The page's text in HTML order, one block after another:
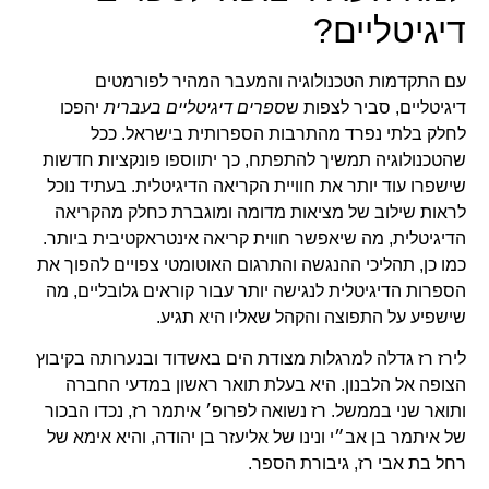
דיגיטליים?
עם התקדמות הטכנולוגיה והמעבר המהיר לפורמטים
דיגיטליים, סביר לצפות שספרים דיגיטליים בעברית יהפכו
לחלק בלתי נפרד מהתרבות הספרותית בישראל. ככל
שהטכנולוגיה תמשיך להתפתח, כך יתווספו פונקציות חדשות
שישפרו עוד יותר את חוויית הקריאה הדיגיטלית. בעתיד נוכל
לראות שילוב של מציאות מדומה ומוגברת כחלק מהקריאה
הדיגיטלית, מה שיאפשר חווית קריאה אינטראקטיבית ביותר.
כמו כן, תהליכי ההנגשה והתרגום האוטומטי צפויים להפוך את
הספרות הדיגיטלית לנגישה יותר עבור קוראים גלובליים, מה
שישפיע על התפוצה והקהל שאליו היא תגיע.
לירז רז גדלה למרגלות מצודת הים באשדוד ובנערותה בקיבוץ
הצופה אל הלבנון. היא בעלת תואר ראשון במדעי החברה
ותואר שני בממשל. רז נשואה לפרופ׳ איתמר רז, נכדו הבכור
של איתמר בן אב״י ונינו של אליעזר בן יהודה, והיא אימא של
רחל בת אבי רז, גיבורת הספר.